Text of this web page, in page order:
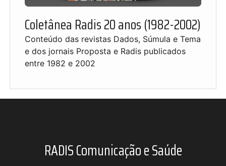
Coletânea Radis 20 anos (1982-2002)
Conteúdo das revistas Dados, Súmula e Tema
e dos jornais Proposta e Radis publicados
entre 1982 e 2002
RADIS Comunicação e Saúde